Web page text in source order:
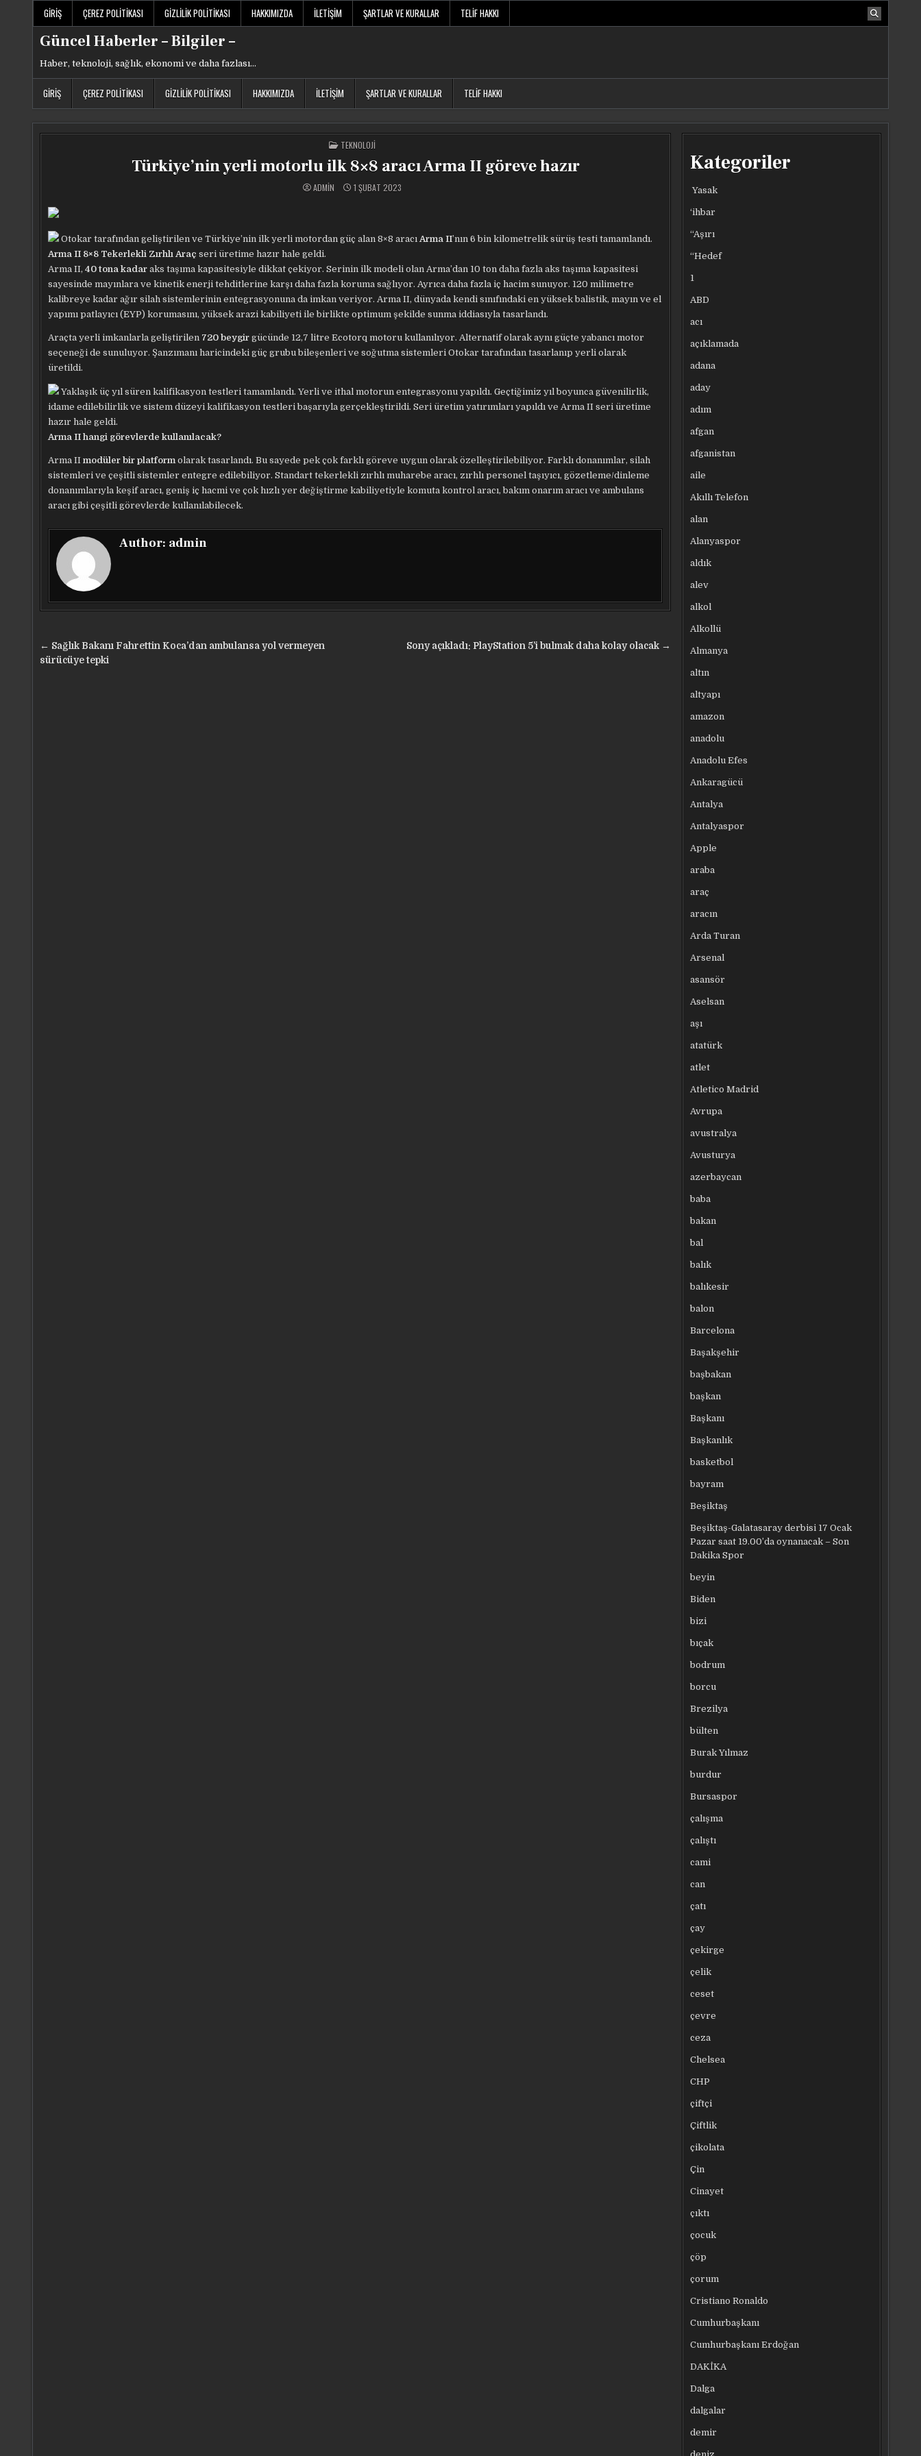
GIRIŞ ÇEREZ POLITIKASI GIZLILIK POLITIKASI HAKKIMIZDA İLETIŞIM ŞARTLAR VE KURALLAR TELIF HAKKI
Güncel Haberler – Bilgiler –
Haber, teknoloji, sağlık, ekonomi ve daha fazlası…
GIRIŞ ÇEREZ POLITIKASI GIZLILIK POLITIKASI HAKKIMIZDA İLETIŞIM ŞARTLAR VE KURALLAR TELIF HAKKI
POSTED
IN
TEKNOLOJI
Türkiye’nin yerli motorlu ilk 8×8 aracı Arma II göreve hazır
ADMIN 1 ŞUBAT 2023
Otokar tarafından geliştirilen ve Türkiye’nin ilk yerli motordan güç alan 8×8 aracıArma II’nın 6 bin kilometrelik sürüş testi tamamlandı.
Arma II 8×8 Tekerlekli Zırhlı Araç seri üretime hazır hale geldi.
Arma II, 40 tona kadar aks taşıma kapasitesiyle dikkat çekiyor. Serinin ilk modeli olan Arma’dan 10 ton daha fazla aks taşıma kapasitesi
sayesinde mayınlara ve kinetik enerji tehditlerine karşı daha fazla koruma sağlıyor. Ayrıca daha fazla iç hacim sunuyor. 120 milimetre
kalibreye kadar ağır silah sistemlerinin entegrasyonuna da imkan veriyor. Arma II, dünyada kendi sınıfındaki en yüksek balistik, mayın ve el
yapımı patlayıcı (EYP) korumasını, yüksek arazi kabiliyeti ile birlikte optimum şekilde sunma iddiasıyla tasarlandı.
Araçta yerli imkanlarla geliştirilen 720 beygir gücünde 12,7 litre Ecotorq motoru kullanılıyor. Alternatif olarak aynı güçte yabancı motor
seçeneği de sunuluyor. Şanzımanı haricindeki güç grubu bileşenleri ve soğutma sistemleri Otokar tarafından tasarlanıp yerli olarak
üretildi.
Yaklaşık üç yıl süren kalifikasyon testleri tamamlandı. Yerli ve ithal motorun entegrasyonu yapıldı. Geçtiğimiz yıl boyunca güvenilirlik,
idame edilebilirlik ve sistem düzeyi kalifikasyon testleri başarıyla gerçekleştirildi. Seri üretim yatırımları yapıldı ve Arma II seri üretime
hazır hale geldi.
Arma II hangi görevlerde kullanılacak?
Arma II modüler bir platformolarak tasarlandı. Bu sayede pek çok farklı göreve uygun olarak özelleştirilebiliyor. Farklı donanımlar, silah
sistemleri ve çeşitli sistemler entegre edilebiliyor. Standart tekerlekli zırhlı muharebe aracı, zırhlı personel taşıyıcı, gözetleme/dinleme
donanımlarıyla keşif aracı, geniş iç hacmi ve çok hızlı yer değiştirme kabiliyetiyle komuta kontrol aracı, bakım onarım aracı ve ambulans
aracı gibi çeşitli görevlerde kullanılabilecek.
Author: admin
Yazı
gezinmesi
Sony açıkladı: PlayStation 5’i bulmak daha kolay olacak →
← Sağlık Bakanı Fahrettin Koca’dan ambulansa yol vermeyen
sürücüye tepki
Kategoriler
Yasak
‘ihbar
“Aşırı
“Hedef
1
ABD
acı
açıklamada
adana
aday
adım
afgan
afganistan
aile
Akıllı Telefon
alan
Alanyaspor
aldık
alev
alkol
Alkollü
Almanya
altın
altyapı
amazon
anadolu
Anadolu Efes
Ankaragücü
Antalya
Antalyaspor
Apple
araba
araç
aracın
Arda Turan
Arsenal
asansör
Aselsan
aşı
atatürk
atlet
Atletico Madrid
Avrupa
avustralya
Avusturya
azerbaycan
baba
bakan
bal
balık
balıkesir
balon
Barcelona
Başakşehir
başbakan
başkan
Başkanı
Başkanlık
basketbol
bayram
Beşiktaş
Beşiktaş-Galatasaray derbisi 17 Ocak
Pazar saat 19.00’da oynanacak – Son
Dakika Spor
beyin
Biden
bizi
bıçak
bodrum
borcu
Brezilya
bülten
Burak Yılmaz
burdur
Bursaspor
çalışma
çalıştı
cami
can
çatı
çay
çekirge
çelik
ceset
çevre
ceza
Chelsea
CHP
çiftçi
Çiftlik
çikolata
Çin
Cinayet
çıktı
çocuk
çöp
çorum
Cristiano Ronaldo
Cumhurbaşkanı
Cumhurbaşkanı Erdoğan
DAKİKA
Dalga
dalgalar
demir